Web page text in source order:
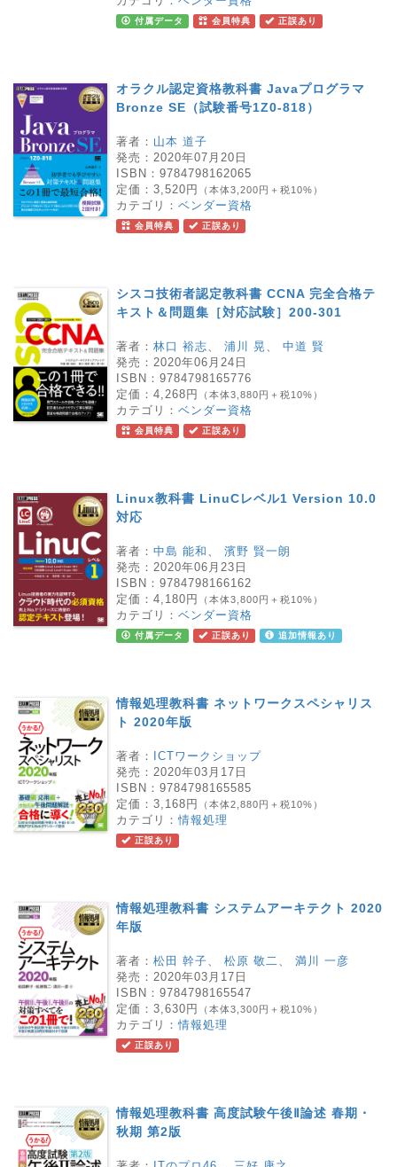
付属データ 会員特典 正誤あり
オラクル認定資格教科書 Javaプログラマ
Bronze SE（試験番号1Z0-818）
著者： 山本 道子
発売： 2020年07月20日
ISBN： 9784798162065
定価： 3,520円 （本体3,200円＋税10%）
カテゴリ： ベンダー資格
会員特典 正誤あり
シスコ技術者認定教科書 CCNA 完全合格テ
キスト＆問題集［対応試験］200-301
著者： 林口 裕志 浦川 晃
中道 賢
発売： 2020年06月24日
ISBN： 9784798165776
定価： 4,268円 （本体3,880円＋税10%）
カテゴリ： ベンダー資格
会員特典 正誤あり
Linux教科書 LinuCレベル1 Version 10.0
対応
著者： 中島 能和
濱野 賢一朗
発売： 2020年06月23日
ISBN： 9784798166162
定価： 4,180円 （本体3,800円＋税10%）
カテゴリ： ベンダー資格
付属データ 正誤あり 追加情報あり
情報処理教科書 ネットワークスペシャリス
ト 2020年版
著者：
ICTワークショップ
発売： 2020年03月17日
ISBN： 9784798165585
定価： 3,168円 （本体2,880円＋税10%）
カテゴリ：情報処理
正誤あり
情報処理教科書 システムアーキテクト 2020
年版
著者： 松田 幹子 松原 敬二
満川 一彦
発売： 2020年03月17日
ISBN： 9784798165547
定価： 3,630円 （本体3,300円＋税10%）
カテゴリ：情報処理
正誤あり
情報処理教科書 高度試験午後Ⅱ論述 春期・
秋期 第2版